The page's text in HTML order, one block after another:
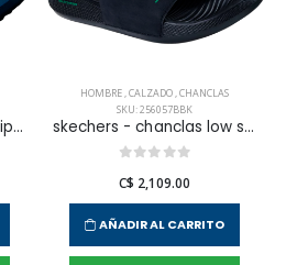
puma - chanclas epic flip v3 para hombre
HOMBRE,CALZADO,CHANCLAS
SKU: 256057BBK
skechers - chanclas low slider para hombre
C$ 2,109.00
AÑADIR AL CARRITO